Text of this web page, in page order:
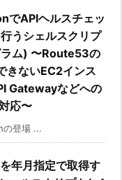
でAPIヘルスチェッ
うシェルスクリプ
ラム) 〜Route53の
きないEC2インス
Gatewayなどへの
応〜
の登場 ...
年月指定で取得す